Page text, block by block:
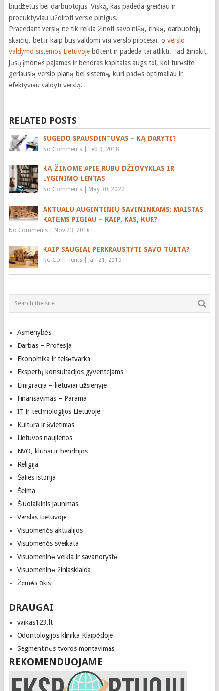
biudžetus bei darbuotojus. Viską, kas padeda greičiau ir
produktyviau uždirbti versle pinigus.
Pradedant verslą ne tik reikia žinoti savo nišą, rinką, darbuotojų
skaičių, bet ir kaip bus valdomi visi verslo procesai, o verslo
valdymo sistemos Lietuvojebūtent ir padeda tai atlikti. Tad žinokit,
jūsų įmonės pajamos ir bendras kapitalas augs tol, kol turėsite
geriausią verslo planą bei sistemą, kuri padės optimaliau ir
efektyviau valdyti verslą.
RELATED POSTS
SUGEDO SPAUSDINTUVAS – KĄ DARYTI?
No Comments| Feb 9, 2018
KĄ ŽINOME APIE RŪBŲ DŽIOVYKLAS IR
LYGINIMO LENTAS
No Comments| May 30, 2022
AKTUALU AUGINTINIŲ SAVININKAMS: MAISTAS
KATĖMS PIGIAU – KAIP, KAS, KUR?
No Comments| Nov 23, 2016
KAIP SAUGIAI PERKRAUSTYTI SAVO TURTĄ?
No Comments| Jan 21, 2015
Asmenybės
Darbas – Profesija
Ekonomika ir teisėtvarka
Ekspertų konsultacijos gyventojams
Emigracija – lietuviai užsienyje
Finansavimas – Parama
IT ir technologijos Lietuvoje
Kultūra ir švietimas
Lietuvos naujienos
NVO, klubai ir bendrijos
Religija
Šalies istorija
Šeima
Šiuolaikinis jaunimas
Verslas Lietuvoje
Visuomenės aktualijos
Visuomenės sveikata
Visuomeninė veikla ir savanorystė
Visuomeninė žiniasklaida
Žemės ūkis
DRAUGAI
vaikas123.lt
Odontologijos klinika Klaipėdoje
Segmentinės tvoros montavimas
REKOMENDUOJAME